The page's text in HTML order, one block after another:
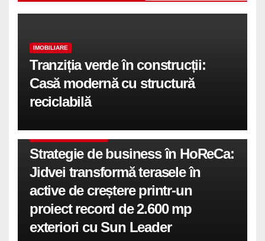
IMOBILIARE
Tranziția verde în construcții:
Casă modernă cu structură
reciclabilă
Strategie de business în HoReCa:
Jidvei transformă terasele în
active de creștere printr-un
proiect record de 2.600 mp
exteriori cu Sun Leader